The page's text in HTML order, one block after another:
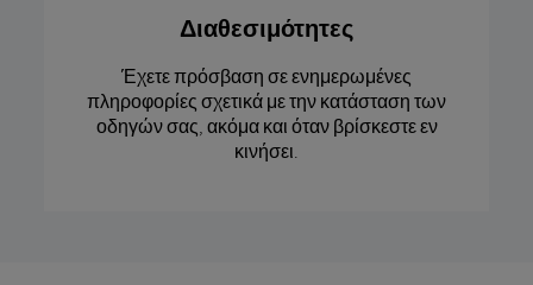
Διαθεσιμότητες
Έχετε πρόσβαση σε ενημερωμένες
πληροφορίες σχετικά με την κατάσταση των
οδηγών σας, ακόμα και όταν βρίσκεστε εν
κινήσει.